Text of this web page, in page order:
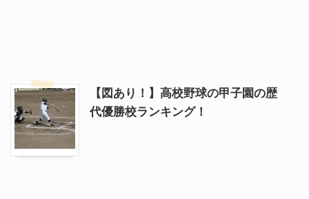
【図あり！】高校野球の甲子園の歴
代優勝校ランキング！